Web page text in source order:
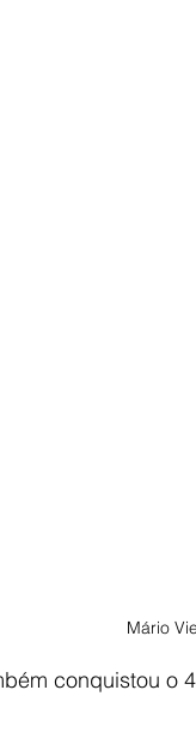
Mário
conquistou o